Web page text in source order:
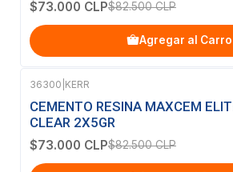
$73.000 CLP$82.500 CLP
Agregar al Carro
-12%OFF
36300 KERR
CEMENTO RESINA MAXCEM
CLEAR 2X5GR
$73.000 CLP$82.500 CLP